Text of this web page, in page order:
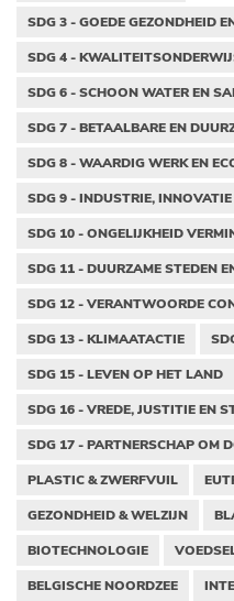
SDG 3 - GOEDE GEZONDHEID
SDG 4 -
SDG 6 - SCHOON WATER EN
SDG 7 - BETAALBARE EN
SDG 8 - WAARDIG WERK EN
SDG 9 - INDUSTRIE,
SDG 10 - ONGELIJKHEID
SDG 11 - DUURZAME STEDEN
SDG 12 - VERANTWOORDE
SDG 13 - KLIMAATACTIE
SDG 15 - LEVEN OP HET LAND
SDG 16 - VREDE, JUSTITIE EN
SDG 17 - PARTNERSCHAP OM
PLASTIC & ZWERFVUIL
GEZONDHEID & WELZIJN
BIOTECHNOLOGIE
BELGISCHE NOORDZEE